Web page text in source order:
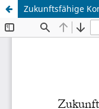
Zukunftsfähige